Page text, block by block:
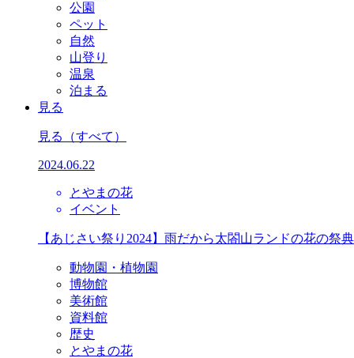
公園
ペット
自然
山登り
温泉
泊まる
見る
見る （すべて）
2024.06.22
とやまの花
イベント
【あじさい祭り2024】雨だから太閤山ランドの花の祭
動物園・植物園
博物館
美術館
資料館
歴史
とやまの花